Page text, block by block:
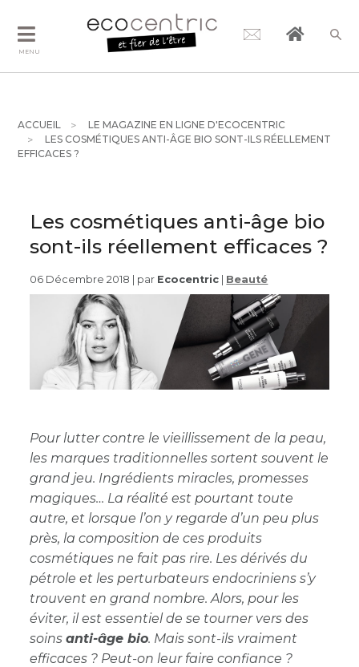
MENU
ACCUEIL
LE MAGAZINE EN LIGNE D'ECOCENTRIC
LES COSMÉTIQUES ANTI-ÂGE BIO SONT-ILS RÉELLEMENT
EFFICACES ?
Les cosmétiques anti-âge bio
sont-ils réellement efficaces ?
06 Décembre 2018 | par Ecocentric Beauté
Pour lutter contre le vieillissement de la peau,
les marques traditionnelles sortent souvent le
grand jeu. Ingrédients miracles, promesses
magiques… La réalité est pourtant toute
autre, et lorsque l’on y regarde d’un peu plus
près, la composition de ces produits
cosmétiques ne fait pas rire. Les dérivés du
pétrole et les perturbateurs endocriniens s’y
trouvent en grand nombre. Alors, pour les
éviter, il est essentiel de se tourner vers des
soinsanti-âge bio. Mais sont-ils vraiment
efficaces ? Peut-on leur faire confiance ?